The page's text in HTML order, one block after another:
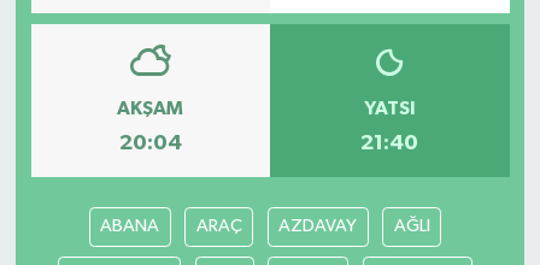
AKŞAM
20:04
YATSI
21:40
ABANA ARAÇ AZDAVAY AĞLI